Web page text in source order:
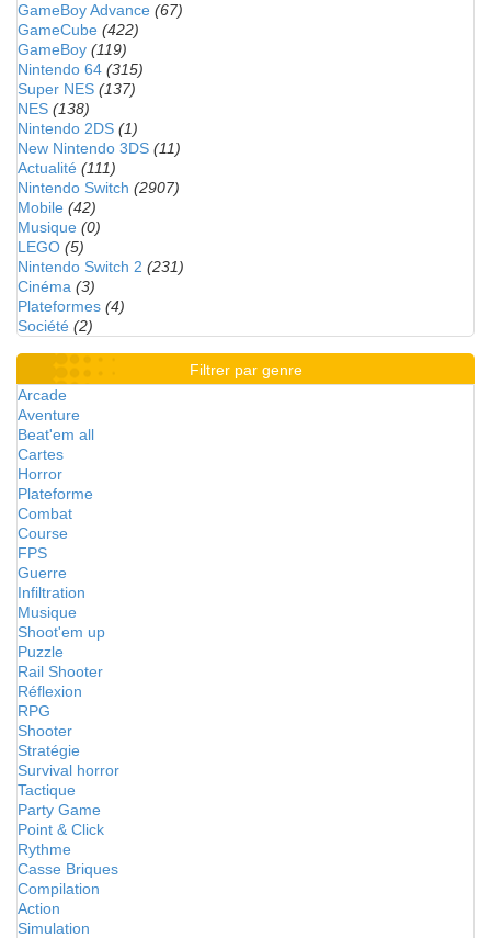
GameBoy Advance (67)
GameCube (422)
GameBoy (119)
Nintendo 64 (315)
Super NES (137)
NES (138)
Nintendo 2DS (1)
New Nintendo 3DS (11)
Actualité (111)
Nintendo Switch (2907)
Mobile (42)
Musique (0)
LEGO (5)
Nintendo Switch 2 (231)
Cinéma (3)
Plateformes (4)
Société (2)
Filtrer par genre
Arcade
Aventure
Beat'em all
Cartes
Horror
Plateforme
Combat
Course
FPS
Guerre
Infiltration
Musique
Shoot'em up
Puzzle
Rail Shooter
Réflexion
RPG
Shooter
Stratégie
Survival horror
Tactique
Party Game
Point & Click
Rythme
Casse Briques
Compilation
Action
Simulation